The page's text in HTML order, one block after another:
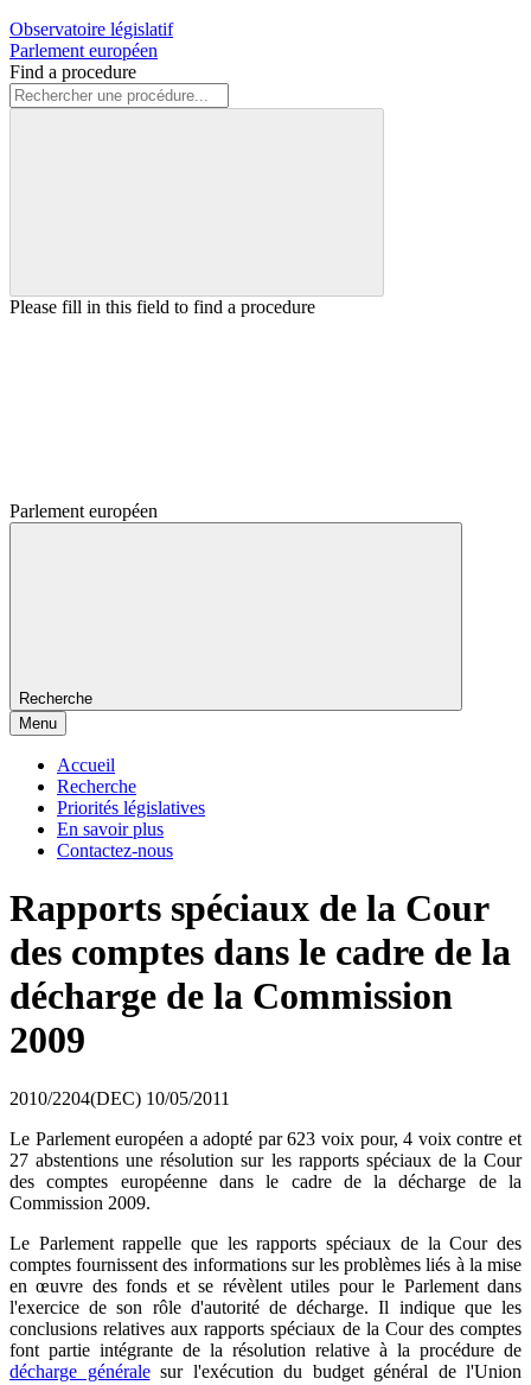
Observatoire législatif
Parlement européen
Find a procedure
Please fill in this field to find a procedure
Parlement européen
Recherche
Menu
Accueil
Recherche
Priorités législatives
En savoir plus
Contactez-nous
Rapports spéciaux de la Cour
des comptes dans le cadre de la
décharge de la Commission
2009
2010/2204(DEC) 10/05/2011
Le Parlement européen a adopté par 623 voix pour, 4 voix contre et
27 abstentions une résolution sur les rapports spéciaux de la Cour
des comptes européenne dans le cadre de la décharge de la
Commission 2009.
Le Parlement rappelle que les rapports spéciaux de la Cour des
comptes fournissent des informations sur les problèmes liés à la mise
en œuvre des fonds et se révèlent utiles pour le Parlement dans
l'exercice de son rôle d'autorité de décharge. Il indique que les
conclusions relatives aux rapports spéciaux de la Cour des comptes
font partie intégrante de la résolution relative à la procédure de
décharge généralesur l'exécution du budget général de l'Union